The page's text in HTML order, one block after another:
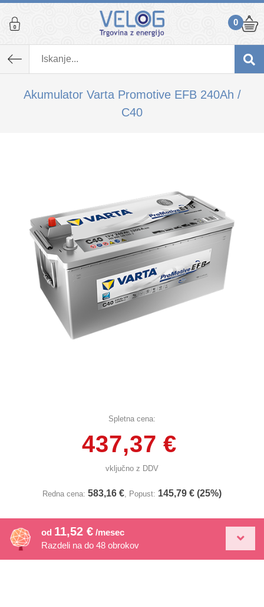
0
Akumulator Varta Promotive EFB 240Ah /
C40
Spletna cena:
437,37 €
vključno z DDV
Redna cena: 583,16 €, Popust: 145,79 € (25%)
od 11,52 € /mesec
Razdeli na do 48 obrokov
K izdelku, ki ste ga dodali v košarico,
priporočamo tudi...